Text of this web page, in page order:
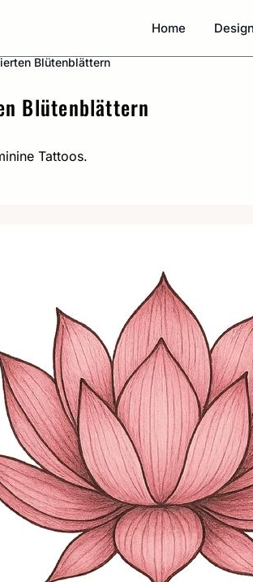
Home
Blütenblättern
Blütenblättern
Tattoos.